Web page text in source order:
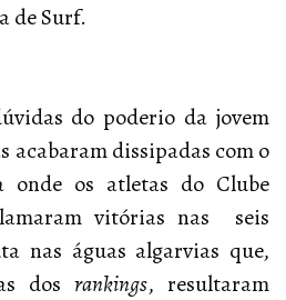
de Surf.
do poderio da jovem
acabaram dissipadas com o
onde os atletas do Clube
vitórias nas seis
nas águas algarvias que,
dos rankings, resultaram